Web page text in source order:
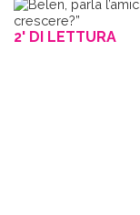
2' DI LETTURA